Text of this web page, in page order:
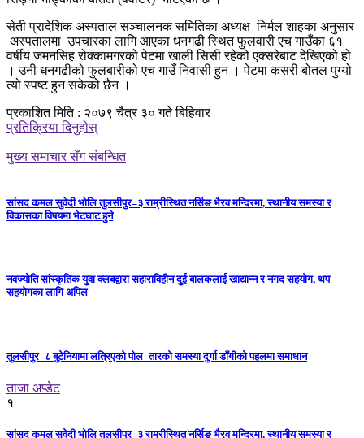
सेती प्रादेशिक अस्पताल सञ्चालनक समितिका अध्यक्ष निर्मल शाहका अनुसार
अस्पतालमा उपचारका लागि आएका धनगढी स्थित फुलवारी एच गाउँका ६१
वर्षीय जमनसिंह रोक्कामगरको पेटमा खाली सिसी रहेको एक्सरेबाट देखिएको हो
। उनी धनगढीको फुलबारीको एच गाउँ निवासी हुन । पेटमा कसरी बोतल पुग्यो
त्यो स्पष्ट हुन सकेको छैन ।
प्रकाशित मिति : २०७९ चैत्र ३० गते बिहिवार
प्रतिक्रिया दिनुहोस्
मुख्य समाचार सँग संबन्धित
सांसद कमल सुवेदी भोलि तुलसीपुर–३ राम्रीस्थित नर्सिङ भैरव मन्दिरमा, स्थानीय समस्या र
विकासका विषयमा भेटघाट हुने
नवज्योति सांस्कृतिक युवा क्लबद्वारा सहाराविहीन दुई बालकलाई खाद्यान्न र नगद सहयोग, थप
सहयोगका लागि अपिल
तुलसीपुर–८ बुटेनियामा लत्रिएको पोल–तारको समस्या दुर्गा डाँगीको पहलमा समाधान
ताजा अप्डेट
१
सांसद कमल सुवेदी भोलि तुलसीपुर–३ राम्रीस्थित नर्सिङ भैरव मन्दिरमा, स्थानीय समस्या र